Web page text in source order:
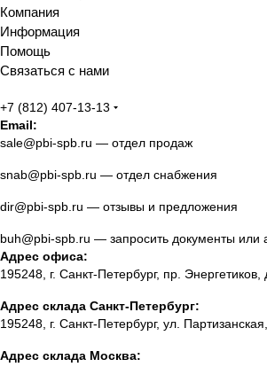
Компания
Информация
Помощь
Связаться с нами
+7 (812) 407-13-13
Email:
sale@pbi-spb.ru — отдел продаж
snab@pbi-spb.ru — отдел снабжения
dir@pbi-spb.ru — отзывы и предложения
buh@pbi-spb.ru — запросить документы или
Адрес офиса:
195248, г. Санкт-Петербург, пр. Энергетиков,
Адрес склада Санкт-Петербург:
195248, г. Санкт-Петербург, ул.
Адрес склада Москва: